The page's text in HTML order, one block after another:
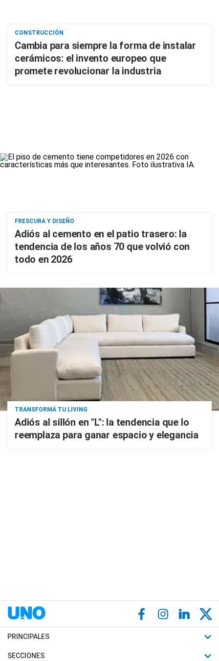
CONSTRUCCIÓN
Cambia para siempre la forma de instalar
cerámicos: el invento europeo que
promete revolucionar la industria
FRESCURA Y DISEÑO
Adiós al cemento en el patio trasero: la
tendencia de los años 70 que volvió con
todo en 2026
TRANSFORMÁ TU LIVING
Adiós al sillón en "L": la tendencia que lo
reemplaza para ganar espacio y elegancia
PRINCIPALES
Últimas Noticias
SECCIONES